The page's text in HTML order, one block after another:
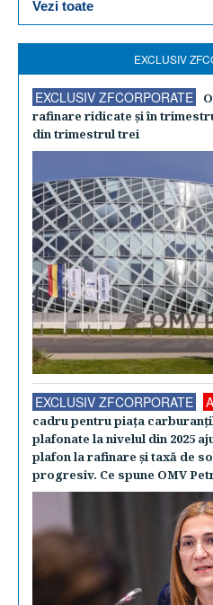
Vezi toate
EXCLUSIV
EXCLUSIV ZFCORPORATE
rafinare ridicate şi în
din trimestrul trei
EXCLUSIV ZFCORPORATE
cadru pentru piaţa
plafonate la nivelul din 2025
plafon la rafinare şi taxă de
progresiv. Ce spune OMV